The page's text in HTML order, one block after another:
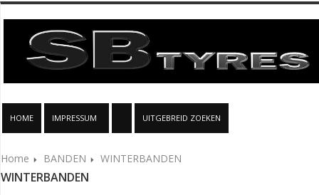
HOME IMPRESSUM UITGEBREID ZOEKEN
Home BANDEN WINTERBANDEN
WINTERBANDEN